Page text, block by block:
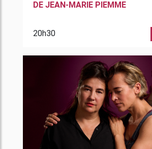
DE JEAN-MARIE PIEMME
20h30